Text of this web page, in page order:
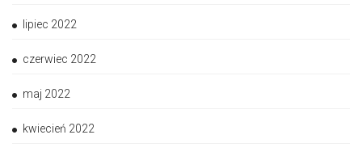
lipiec 2022
czerwiec 2022
maj 2022
kwiecień 2022